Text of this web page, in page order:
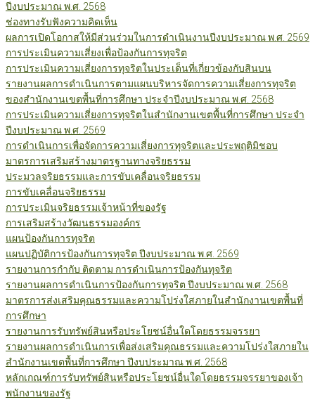
ปีงบประมาณ พ.ศ. 2568
ช่องทางรับฟังความคิดเห็น
ผลการเปิดโอกาสให้มีส่วนร่วมในการดำเนินงานปีงบประมาณ พ.ศ. 2569
การประเมินความเสี่ยงเพื่อป้องกันการทุจริต
การประเมินความเสี่ยงการทุจริตในประเด็นที่เกี่ยวข้องกับสินบน
รายงานผลการดำเนินการตามแผนบริหารจัดการความเสี่ยงการทุจริต
ของสำนักงานเขตพื้นที่การศึกษา ประจำปีงบประมาณ พ.ศ. 2568
การประเมินความเสี่ยงการทุจริตในสำนักงานเขตพื้นที่การศึกษา ประจำ
ปีงบประมาณ พ.ศ. 2569
การดำเนินการเพื่อจัดการความเสี่ยงการทุจริตและประพฤติมิชอบ
มาตรการเสริมสร้างมาตรฐานทางจริยธรรม
ประมวลจริยธรรมและการขับเคลื่อนจริยธรรม
การขับเคลื่อนจริยธรรม
การประเมินจริยธรรมเจ้าหน้าที่ของรัฐ
การเสริมสร้างวัฒนธรรมองค์กร
แผนป้องกันการทุจริต
แผนปฏิบัติการป้องกันการทุจริต ปีงบประมาณ พ.ศ. 2569
รายงานการกำกับ ติดตาม การดำเนินการป้องกันทุจริต
รายงานผลการดำเนินการป้องกันการทุจริต ปีงบประมาณ พ.ศ. 2568
มาตรการส่งเสริมคุณธรรมและความโปร่งใสภายในสำนักงานเขตพื้นที่
การศึกษา
รายงานการรับทรัพย์สินหรือประโยชน์อื่นใดโดยธรรมจรรยา
รายงานผลการดำเนินการเพื่อส่งเสริมคุณธรรมและความโปร่งใสภายใน
สำนักงานเขตพื้นที่การศึกษา ปีงบประมาณ พ.ศ. 2568
หลักเกณฑ์การรับทรัพย์สินหรือประโยชน์อื่นใดโดยธรรมจรรยาของเจ้า
พนักงานของรัฐ